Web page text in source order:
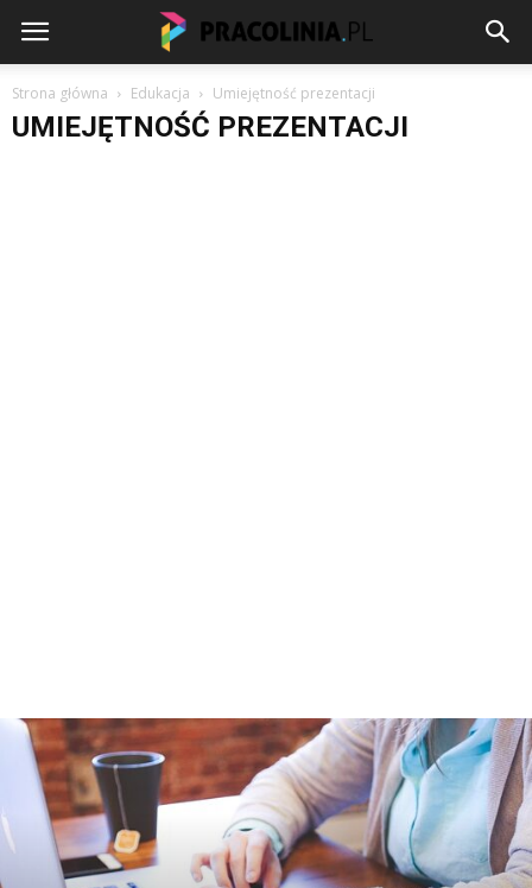
Strona główna Edukacja Umiejętność prezentacji
UMIEJĘTNOŚĆ PREZENTACJI